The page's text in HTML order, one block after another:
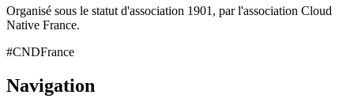
Organisé sous le statut d'association 1901, par l'association Cloud
Native France.
#CNDFrance
Navigation